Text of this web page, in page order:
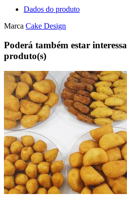
Dados do produto
Marca Cake Design
Poderá também estar
produto(s)